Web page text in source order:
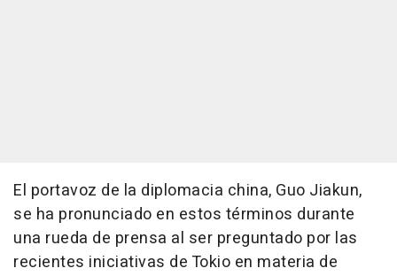
El portavoz de la diplomacia china, Guo Jiakun,
se ha pronunciado en estos términos durante
una rueda de prensa al ser preguntado por las
recientes iniciativas de Tokio en materia de